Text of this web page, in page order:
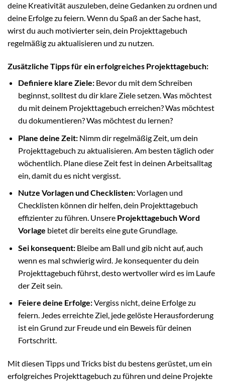
deine Kreativität auszuleben, deine Gedanken zu ordnen und
deine Erfolge zu feiern. Wenn du Spaß an der Sache hast,
wirst du auch motivierter sein, dein Projekttagebuch
regelmäßig zu aktualisieren und zu nutzen.
Zusätzliche Tipps für ein erfolgreiches Projekttagebuch:
Definiere klare Ziele:Bevor du mit dem Schreiben
beginnst, solltest du dir klare Ziele setzen. Was möchtest
du mit deinem Projekttagebuch erreichen? Was möchtest
du dokumentieren? Was möchtest du lernen?
Plane deine Zeit:Nimm dir regelmäßig Zeit, um dein
Projekttagebuch zu aktualisieren. Am besten täglich oder
wöchentlich. Plane diese Zeit fest in deinen Arbeitsalltag
ein, damit du es nicht vergisst.
Nutze Vorlagen und Checklisten:Vorlagen und
Checklisten können dir helfen, dein Projekttagebuch
effizienter zu führen. Unsere Projekttagebuch Word
Vorlage bietet dir bereits eine gute Grundlage.
Sei konsequent:Bleibe am Ball und gib nicht auf, auch
wenn es mal schwierig wird. Je konsequenter du dein
Projekttagebuch führst, desto wertvoller wird es im Laufe
der Zeit sein.
Feiere deine Erfolge:Vergiss nicht, deine Erfolge zu
feiern. Jedes erreichte Ziel, jede gelöste Herausforderung
ist ein Grund zur Freude und ein Beweis für deinen
Fortschritt.
Mit diesen Tipps und Tricks bist du bestens gerüstet, um ein
erfolgreiches Projekttagebuch zu führen und deine Projekte